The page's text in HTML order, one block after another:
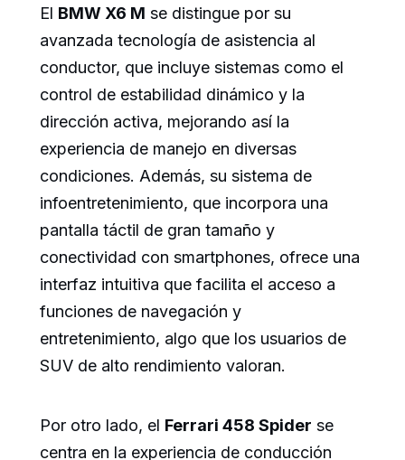
El BMW X6 M se distingue por su
avanzada tecnología de asistencia al
conductor, que incluye sistemas como el
control de estabilidad dinámico y la
dirección activa, mejorando así la
experiencia de manejo en diversas
condiciones. Además, su sistema de
infoentretenimiento, que incorpora una
pantalla táctil de gran tamaño y
conectividad con smartphones, ofrece una
interfaz intuitiva que facilita el acceso a
funciones de navegación y
entretenimiento, algo que los usuarios de
SUV de alto rendimiento valoran.
Por otro lado, el Ferrari 458 Spider se
centra en la experiencia de conducción